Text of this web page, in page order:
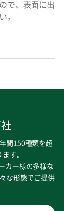
で、表面に出
。
間150種類を超
す。
カー様の多様な
な形態でご提供